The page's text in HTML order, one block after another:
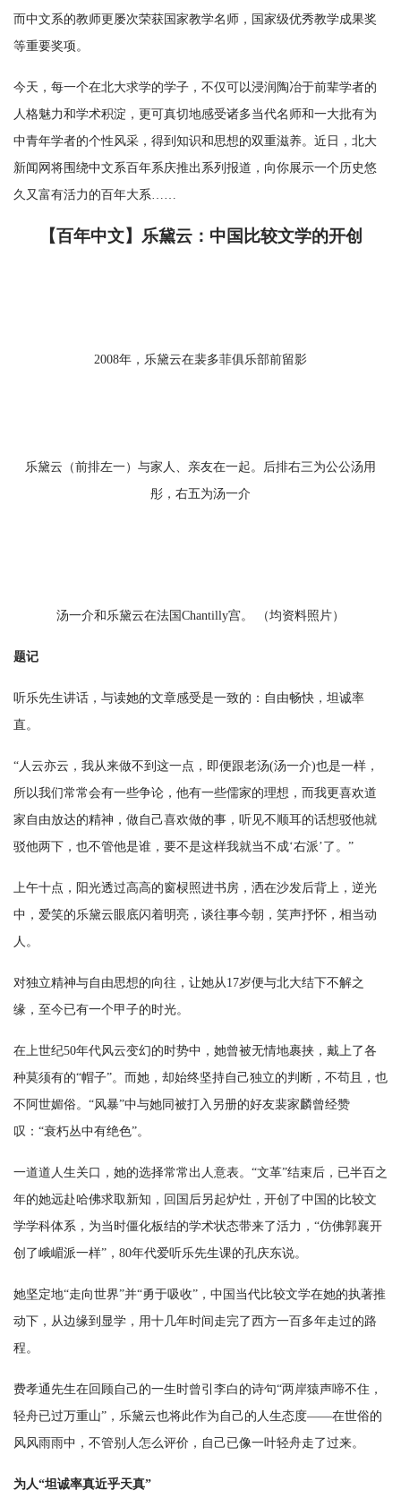
而中文系的教师更屡次荣获国家教学名师，国家级优秀教学成果奖
等重要奖项。
今天，每一个在北大求学的学子，不仅可以浸润陶冶于前辈学者的
人格魅力和学术积淀，更可真切地感受诸多当代名师和一大批有为
中青年学者的个性风采，得到知识和思想的双重滋养。近日，北大
新闻网将围绕中文系百年系庆推出系列报道，向你展示一个历史悠
久又富有活力的百年大系……
【百年中文】乐黛云：中国比较文学的开创
2008年，乐黛云在裴多菲俱乐部前留影
乐黛云（前排左一）与家人、亲友在一起。后排右三为公公汤用
彤，右五为汤一介
汤一介和乐黛云在法国Chantilly宫。 （均资料照片）
题记
听乐先生讲话，与读她的文章感受是一致的：自由畅快，坦诚率
直。
“人云亦云，我从来做不到这一点，即便跟老汤(汤一介)也是一样，
所以我们常常会有一些争论，他有一些儒家的理想，而我更喜欢道
家自由放达的精神，做自己喜欢做的事，听见不顺耳的话想驳他就
驳他两下，也不管他是谁，要不是这样我就当不成‘右派’了。”
上午十点，阳光透过高高的窗棂照进书房，洒在沙发后背上，逆光
中，爱笑的乐黛云眼底闪着明亮，谈往事今朝，笑声抒怀，相当动
人。
对独立精神与自由思想的向往，让她从17岁便与北大结下不解之
缘，至今已有一个甲子的时光。
在上世纪50年代风云变幻的时势中，她曾被无情地裹挟，戴上了各
种莫须有的“帽子”。而她，却始终坚持自己独立的判断，不苟且，也
不阿世媚俗。“风暴”中与她同被打入另册的好友裴家麟曾经赞
叹：“衰朽丛中有绝色”。
一道道人生关口，她的选择常常出人意表。“文革”结束后，已半百之
年的她远赴哈佛求取新知，回国后另起炉灶，开创了中国的比较文
学学科体系，为当时僵化板结的学术状态带来了活力，“仿佛郭襄开
创了峨嵋派一样”，80年代爱听乐先生课的孔庆东说。
她坚定地“走向世界”并“勇于吸收”，中国当代比较文学在她的执著推
动下，从边缘到显学，用十几年时间走完了西方一百多年走过的路
程。
费孝通先生在回顾自己的一生时曾引李白的诗句“两岸猿声啼不住，
轻舟已过万重山”，乐黛云也将此作为自己的人生态度——在世俗的
风风雨雨中，不管别人怎么评价，自己已像一叶轻舟走了过来。
为人“坦诚率真近乎天真”